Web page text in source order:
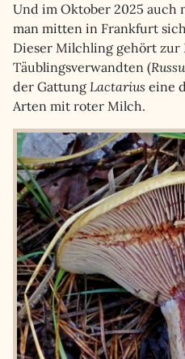
Und im Oktober 2025 auch
man mitten in Frankfurt
Dieser Milchling gehört zur
Täublingsverwandten (
der Gattung Lactarius eine
Arten mit roter Milch.